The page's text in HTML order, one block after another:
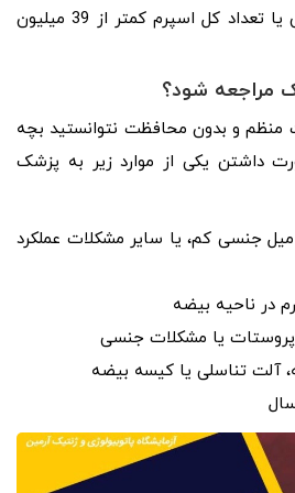
هر میلی لیتر مایع منی یا تعداد کل اسپرم کمتر از 39 میلیون
مراجعه شود؟
منظم و بدون محافظت نتوانستید بچه
داشتن یکی از موارد زیر به پزشک
میل جنسی کم، یا سایر مشکلات عملکرد
در ناحیه بیضه
یا مشکلات جنسی
آلت تناسلی یا کیسه بیضه